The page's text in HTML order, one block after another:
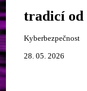
tradicí od
Kyberbezpečnost
28. 05. 2026